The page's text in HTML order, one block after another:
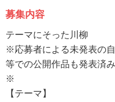
募集内容
テーマにそった川柳
※応募者による未発表の
等での公開作品も発表済
※
【テーマ】